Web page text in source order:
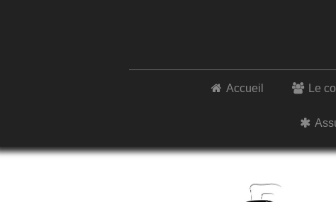
Accueil Le